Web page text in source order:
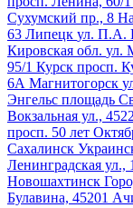
Сухумский пр., 8
63 Липецк ул. П.А.
Кировская обл. ул.
95/1 Курск просп.
6А Магнитогорск
Энгельс площадь
Вокзальная ул.,
просп. 50 лет
Сахалинск
Ленинградская ул.,
Новошахтинск
Булавина, 45201